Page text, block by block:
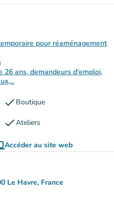
pour réaménagement
26 ans, demandeurs d'emploi,
check Boutique
checkAteliers
Accéder au site web
(nouvel onglet)
Le Havre, France
Google Maps)